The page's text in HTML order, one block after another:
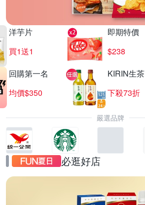
洋芋片
買1送1
即期特價
$238
回購第一名
均價$350
KIRIN生茶
下殺73折
嚴選品牌
必逛好店